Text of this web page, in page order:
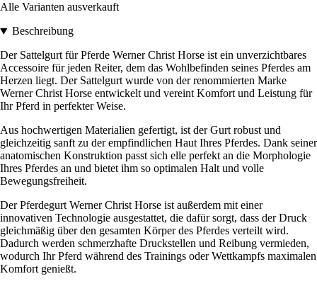
Alle Varianten ausverkauft
Beschreibung
Der Sattelgurt für Pferde Werner Christ Horse ist ein unverzichtbares
Accessoire für jeden Reiter, dem das Wohlbefinden seines Pferdes am
Herzen liegt. Der Sattelgurt wurde von der renommierten Marke
Werner Christ Horse entwickelt und vereint Komfort und Leistung für
Ihr Pferd in perfekter Weise.
Aus hochwertigen Materialien gefertigt, ist der Gurt robust und
gleichzeitig sanft zu der empfindlichen Haut Ihres Pferdes. Dank seiner
anatomischen Konstruktion passt sich elle perfekt an die Morphologie
Ihres Pferdes an und bietet ihm so optimalen Halt und volle
Bewegungsfreiheit.
Der Pferdegurt Werner Christ Horse ist außerdem mit einer
innovativen Technologie ausgestattet, die dafür sorgt, dass der Druck
gleichmäßig über den gesamten Körper des Pferdes verteilt wird.
Dadurch werden schmerzhafte Druckstellen und Reibung vermieden,
wodurch Ihr Pferd während des Trainings oder Wettkampfs maximalen
Komfort genießt.